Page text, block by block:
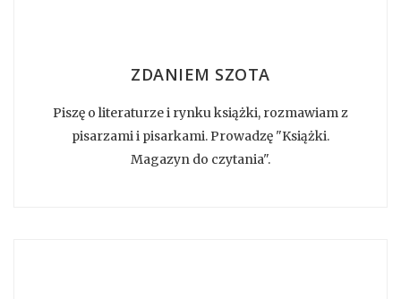
ZDANIEM SZOTA
Piszę o literaturze i rynku książki, rozmawiam z
pisarzami i pisarkami. Prowadzę "Książki.
Magazyn do czytania".